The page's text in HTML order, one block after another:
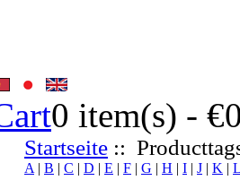
0 item(s) -
Startseite ::
A | B | C | D | E | F | G | H | I | J | K | L